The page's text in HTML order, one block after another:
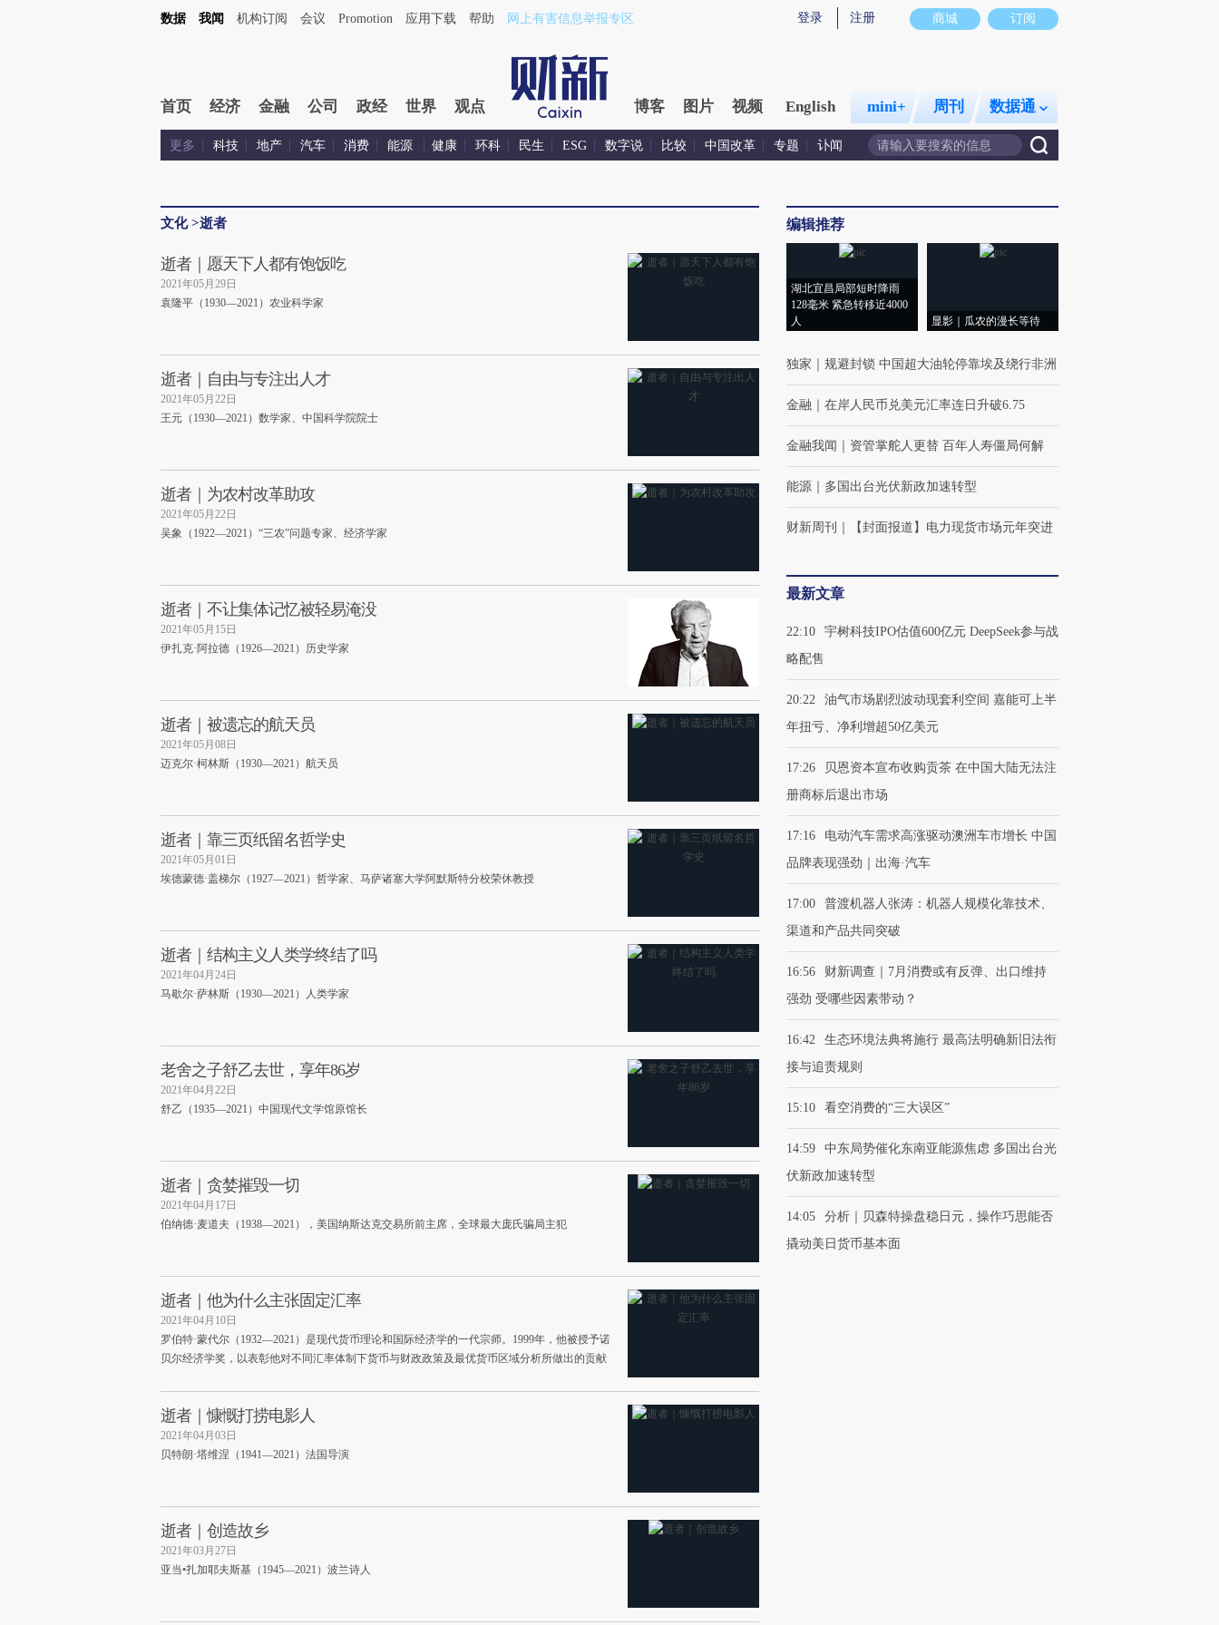
商城 订阅
登录 注册
数据 我闻 机构订阅 会议 Promotion 应用下载 帮助 网上有害信息举报专区
首页 经济 金融 公司 政经 世界 观点 博客 图片 视频 English mini+ 周刊 数据通
更多 科技 地产 汽车 消费 能源 健康 环科 民生 ESG 数字说 比较 中国改革 专题 讣闻
文化>逝者
逝者｜愿天下人都有饱饭吃
2021年05月29日
袁隆平（1930—2021）农业科学家
逝者｜自由与专注出人才
2021年05月22日
王元（1930—2021）数学家、中国科学院院士
逝者｜为农村改革助攻
2021年05月22日
吴象（1922—2021）“三农”问题专家、经济学家
逝者｜不让集体记忆被轻易淹没
2021年05月15日
伊扎克·阿拉德（1926—2021）历史学家
逝者｜被遗忘的航天员
2021年05月08日
迈克尔·柯林斯（1930—2021）航天员
逝者｜靠三页纸留名哲学史
2021年05月01日
埃德蒙德·盖梯尔（1927—2021）哲学家、马萨诸塞大学阿默斯特分校荣休教授
逝者｜结构主义人类学终结了吗
2021年04月24日
马歇尔·萨林斯（1930—2021）人类学家
老舍之子舒乙去世，享年86岁
2021年04月22日
舒乙（1935—2021）中国现代文学馆原馆长
逝者｜贪婪摧毁一切
2021年04月17日
伯纳德·麦道夫（1938—2021），美国纳斯达克交易所前主席，全球最大庞氏骗局主犯
逝者｜他为什么主张固定汇率
2021年04月10日
罗伯特·蒙代尔（1932—2021）是现代货币理论和国际经济学的一代宗师。1999年，他被授予诺
贝尔经济学奖，以表彰他对不同汇率体制下货币与财政政策及最优货币区域分析所做出的贡献
逝者｜慷慨打捞电影人
2021年04月03日
贝特朗·塔维涅（1941—2021）法国导演
逝者｜创造故乡
2021年03月27日
亚当•扎加耶夫斯基（1945—2021）波兰诗人
编辑推荐
湖北宜昌局部短时降雨
128毫米 紧急转移近4000
人
显影｜瓜农的漫长等待
独家 规避封锁 中国超大油轮停靠埃及绕行非洲
金融 在岸人民币兑美元汇率连日升破6.75
金融我闻 资管掌舵人更替 百年人寿僵局何解
能源 多国出台光伏新政加速转型
财新周刊 【封面报道】电力现货市场元年突进
最新文章
22:10
宇树科技IPO估值600亿元 DeepSeek参与战
略配售
20:22
油气市场剧烈波动现套利空间 嘉能可上半
年扭亏、净利增超50亿美元
17:26
贝恩资本宣布收购贡茶 在中国大陆无法注
册商标后退出市场
17:16
电动汽车需求高涨驱动澳洲车市增长 中国
品牌表现强劲｜出海·汽车
17:00
普渡机器人张涛：机器人规模化靠技术、
渠道和产品共同突破
16:56
财新调查｜7月消费或有反弹、出口维持
强劲 受哪些因素带动？
16:42
生态环境法典将施行 最高法明确新旧法衔
接与追责规则
15:10 看空消费的“三大误区”
14:59
中东局势催化东南亚能源焦虑 多国出台光
伏新政加速转型
14:05
分析｜贝森特操盘稳日元，操作巧思能否
撬动美日货币基本面